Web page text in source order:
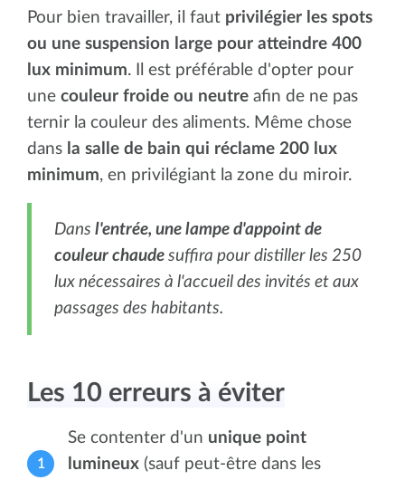
Pour bien travailler, il faut privilégier les spots
ou une suspension large pour atteindre 400
lux minimum. Il est préférable d'opter pour
une couleur froide ou neutre afin de ne pas
ternir la couleur des aliments. Même chose
dans la salle de bain qui réclame 200 lux
minimum, en privilégiant la zone du miroir.
Dans l'entrée, une lampe d'appoint de
couleur chaude suffira pour distiller les 250
lux nécessaires à l'accueil des invités et aux
passages des habitants.
Les 10 erreurs à éviter
Se contenter d'un unique point
lumineux (sauf peut-être dans les